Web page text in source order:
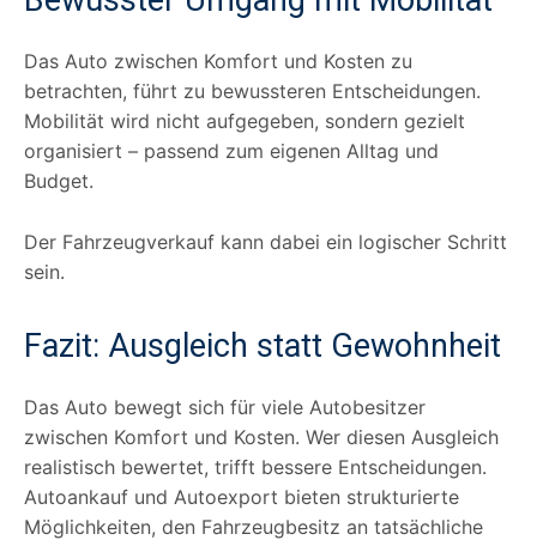
Das Auto zwischen Komfort und Kosten zu
betrachten, führt zu bewussteren Entscheidungen.
Mobilität wird nicht aufgegeben, sondern gezielt
organisiert – passend zum eigenen Alltag und
Budget.
Der Fahrzeugverkauf kann dabei ein logischer Schritt
sein.
Fazit: Ausgleich statt Gewohnheit
Das Auto bewegt sich für viele Autobesitzer
zwischen Komfort und Kosten. Wer diesen Ausgleich
realistisch bewertet, trifft bessere Entscheidungen.
Autoankauf und Autoexport bieten strukturierte
Möglichkeiten, den Fahrzeugbesitz an tatsächliche